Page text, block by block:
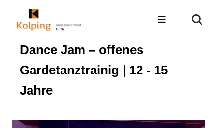
Dance Jam – offenes
Gardetanztrainig | 12 - 15
Jahre